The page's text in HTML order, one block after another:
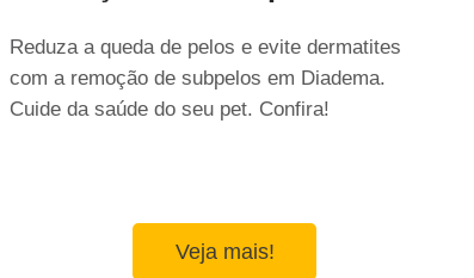
Reduza a queda de pelos e evite dermatites
com a remoção de subpelos em Diadema.
Cuide da saúde do seu pet. Confira!
Veja mais!